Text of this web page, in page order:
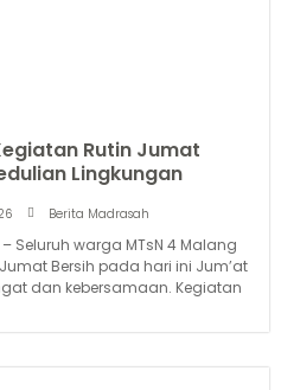
Rutin Jumat
Lingkungan
Berita Madrasah
Seluruh warga MTsN 4 Malang
Bersih pada hari ini Jum’at
dan kebersamaan. Kegiatan